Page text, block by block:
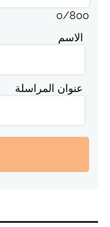
0/800
الاسم
عنوان المراسلة